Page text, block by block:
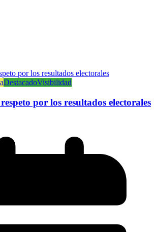
DestacadoVisibilidad
por los resultados electorales